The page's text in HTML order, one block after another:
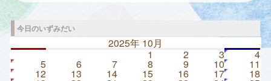
今日のいずみだい
2025年 10月
1
2 3 4
5 6 7 8 9 10 11
12 13 14 15 16 17 18